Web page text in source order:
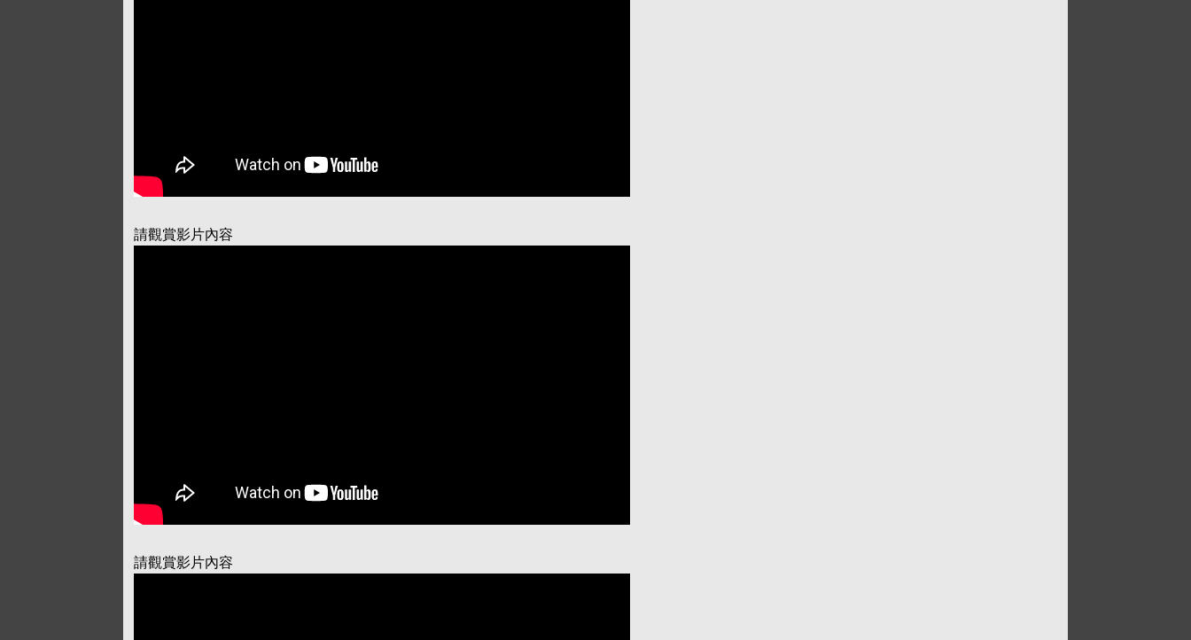
請觀賞影片內容
請觀賞影片內容